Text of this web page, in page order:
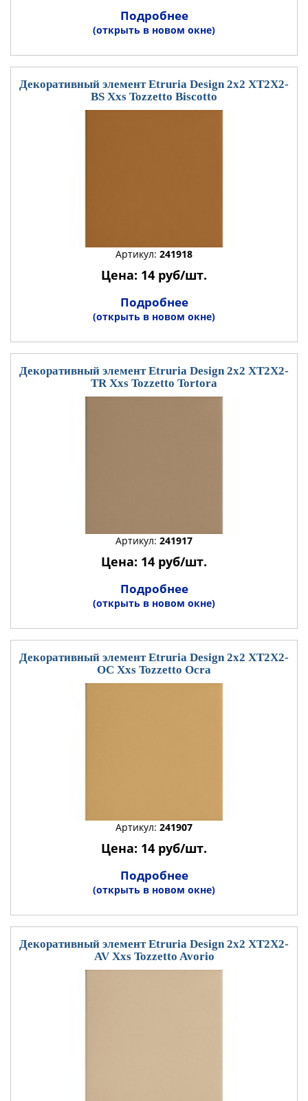
Подробнее
(открыть в новом окне)
Декоративный элемент Etruria Design 2x2 XT2X2-
BS Xxs Tozzetto Biscotto
Артикул: 241918
Цена: 14 руб/шт.
Подробнее
(открыть в новом окне)
Декоративный элемент Etruria Design 2x2 XT2X2-
TR Xxs Tozzetto Tortora
Артикул: 241917
Цена: 14 руб/шт.
Подробнее
(открыть в новом окне)
Декоративный элемент Etruria Design 2x2 XT2X2-
OC Xxs Tozzetto Ocra
Артикул: 241907
Цена: 14 руб/шт.
Подробнее
(открыть в новом окне)
Декоративный элемент Etruria Design 2x2 XT2X2-
AV Xxs Tozzetto Avorio